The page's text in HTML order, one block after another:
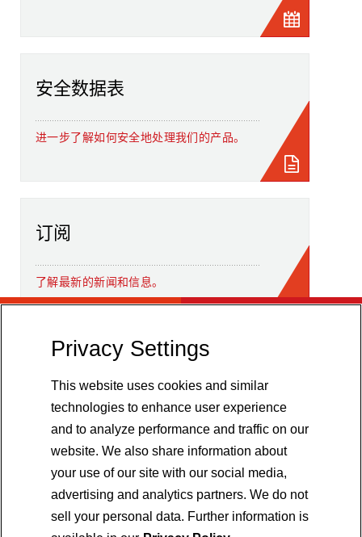
安全数据表
进一步了解如何安全地处理我们的产品。
订阅
了解最新的新闻和信息。
Privacy Settings
This website uses cookies and similar
technologies to enhance user experience
and to analyze performance and traffic on our
website. We also share information about
your use of our site with our social media,
advertising and analytics partners. We do not
sell your personal data. Further information is